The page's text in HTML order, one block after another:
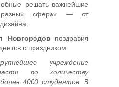
решать важнейшие
сферах — от
Новгородов поздравил
с праздником:
учреждение
по количеству
4000 студентов. В